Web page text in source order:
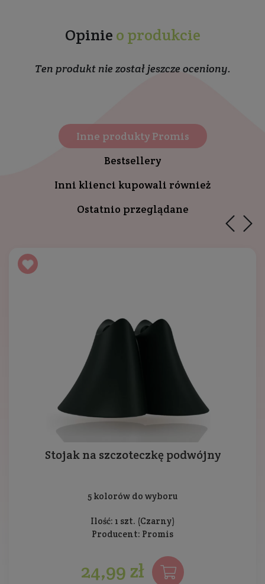
Opinie o produkcie
Ten produkt nie został jeszcze oceniony.
Inne produkty Promis
Bestsellery
Inni klienci kupowali również
Ostatnio przeglądane
Stojak na szczoteczkę podwójny
5 kolorów do wyboru
Ilość: 1 szt. (Czarny)
Producent: Promis
24,99 zł